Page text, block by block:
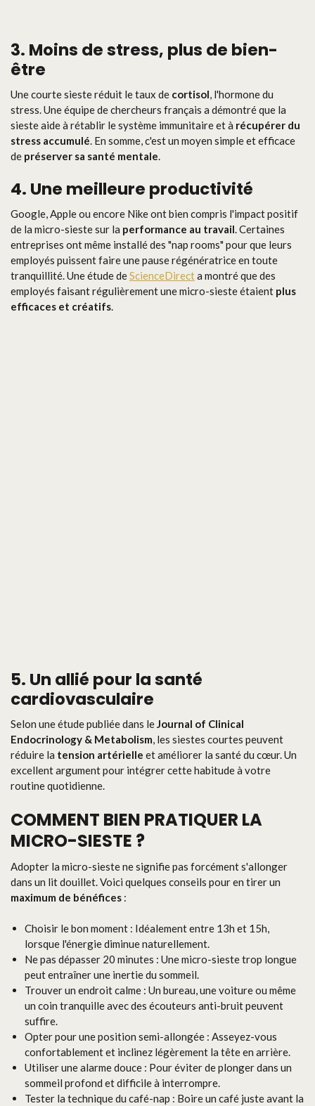
3. Moins de stress, plus de bien-
être
Une courte sieste réduit le taux de cortisol, l'hormone du
stress. Une équipe de chercheurs français a démontré que la
sieste aide à rétablir le système immunitaire et à récupérer du
stress accumulé. En somme, c'est un moyen simple et efficace
de préserver sa santé mentale.
4. Une meilleure productivité
Google, Apple ou encore Nike ont bien compris l'impact positif
de la micro-sieste sur la performance au travail. Certaines
entreprises ont même installé des "nap rooms" pour que leurs
employés puissent faire une pause régénératrice en toute
tranquillité. Une étude deScienceDirecta montré que des
employés faisant régulièrement une micro-sieste étaient plus
efficaces et créatifs.
5. Un allié pour la santé
cardiovasculaire
Selon une étude publiée dans leJournal of Clinical
Endocrinology & Metabolism, les siestes courtes peuvent
réduire la tension artérielle et améliorer la santé du cœur. Un
excellent argument pour intégrer cette habitude à votre
routine quotidienne.
COMMENT BIEN PRATIQUER LA
MICRO-SIESTE ?
Adopter la micro-sieste ne signifie pas forcément s'allonger
dans un lit douillet. Voici quelques conseils pour en tirer un
maximum de bénéfices :
Choisir le bon moment : Idéalement entre 13h et 15h,
lorsque l'énergie diminue naturellement.
Ne pas dépasser 20 minutes : Une micro-sieste trop longue
peut entraîner une inertie du sommeil.
Trouver un endroit calme : Un bureau, une voiture ou même
un coin tranquille avec des écouteurs anti-bruit peuvent
suffire.
Opter pour une position semi-allongée : Asseyez-vous
confortablement et inclinez légèrement la tête en arrière.
Utiliser une alarme douce : Pour éviter de plonger dans un
sommeil profond et difficile à interrompre.
Tester la technique du café-nap : Boire un café juste avant la